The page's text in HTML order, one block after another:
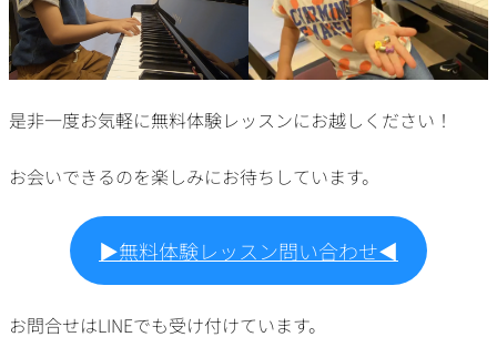
是非一度お気軽に無料体験レッスンにお越しください！
お会いできるのを楽しみにお待ちしています。
▶︎無料体験レッスン問い合わせ◀︎
お問合せはLINEでも受け付けています。